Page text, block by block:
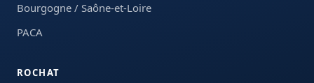
Bourgogne / Saône-et-Loire
PACA
ROCHAT